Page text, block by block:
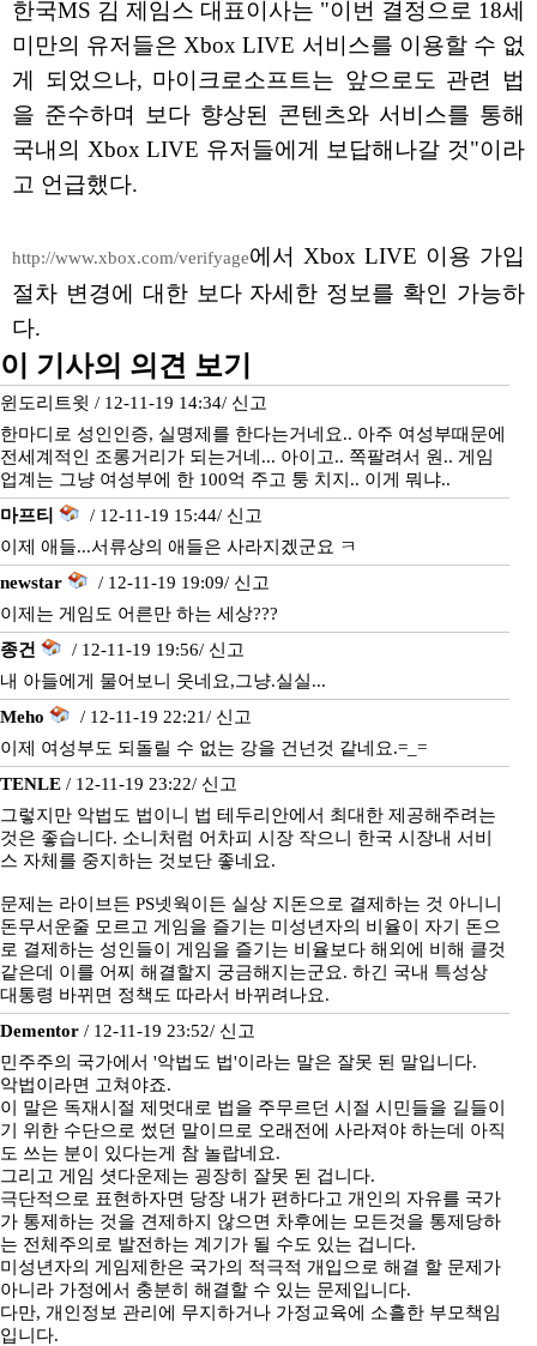
한국MS 김 제임스 대표이사는 "이번 결정으로 18세
미만의 유저들은 Xbox LIVE 서비스를 이용할 수 없
게 되었으나, 마이크로소프트는 앞으로도 관련 법
을 준수하며 보다 향상된 콘텐츠와 서비스를 통해
국내의 Xbox LIVE 유저들에게 보답해나갈 것"이라
고 언급했다.
http://www.xbox.com/verifyage에서 Xbox LIVE 이용 가입
절차 변경에 대한 보다 자세한 정보를 확인 가능하
다.
이 기사의 의견 보기
윈도리트윗 / 12-11-19 14:34/ 신고
한마디로 성인인증, 실명제를 한다는거네요.. 아주 여성부때문에
전세계적인 조롱거리가 되는거네... 아이고.. 쪽팔려서 원.. 게임
업계는 그냥 여성부에 한 100억 주고 퉁 치지.. 이게 뭐냐..
마프티
/ 12-11-19 15:44/ 신고
이제 애들...서류상의 애들은 사라지겠군요 ㅋ
newstar
/ 12-11-19 19:09/ 신고
이제는 게임도 어른만 하는 세상???
종건
/ 12-11-19 19:56/ 신고
내 아들에게 물어보니 웃네요,그냥.실실...
Meho
/ 12-11-19 22:21/ 신고
이제 여성부도 되돌릴 수 없는 강을 건넌것 같네요.=_=
TENLE / 12-11-19 23:22/ 신고
그렇지만 악법도 법이니 법 테두리안에서 최대한 제공해주려는
것은 좋습니다. 소니처럼 어차피 시장 작으니 한국 시장내 서비
스 자체를 중지하는 것보단 좋네요.
문제는 라이브든 PS넷웍이든 실상 지돈으로 결제하는 것 아니니
돈무서운줄 모르고 게임을 즐기는 미성년자의 비율이 자기 돈으
로 결제하는 성인들이 게임을 즐기는 비율보다 해외에 비해 클것
같은데 이를 어찌 해결할지 궁금해지는군요. 하긴 국내 특성상
대통령 바뀌면 정책도 따라서 바뀌려나요.
Dementor / 12-11-19 23:52/ 신고
민주주의 국가에서 '악법도 법'이라는 말은 잘못 된 말입니다.
악법이라면 고쳐야죠.
이 말은 독재시절 제멋대로 법을 주무르던 시절 시민들을 길들이
기 위한 수단으로 썼던 말이므로 오래전에 사라져야 하는데 아직
도 쓰는 분이 있다는게 참 놀랍네요.
그리고 게임 셧다운제는 굉장히 잘못 된 겁니다.
극단적으로 표현하자면 당장 내가 편하다고 개인의 자유를 국가
가 통제하는 것을 견제하지 않으면 차후에는 모든것을 통제당하
는 전체주의로 발전하는 계기가 될 수도 있는 겁니다.
미성년자의 게임제한은 국가의 적극적 개입으로 해결 할 문제가
아니라 가정에서 충분히 해결할 수 있는 문제입니다.
다만, 개인정보 관리에 무지하거나 가정교육에 소흘한 부모책임
입니다.